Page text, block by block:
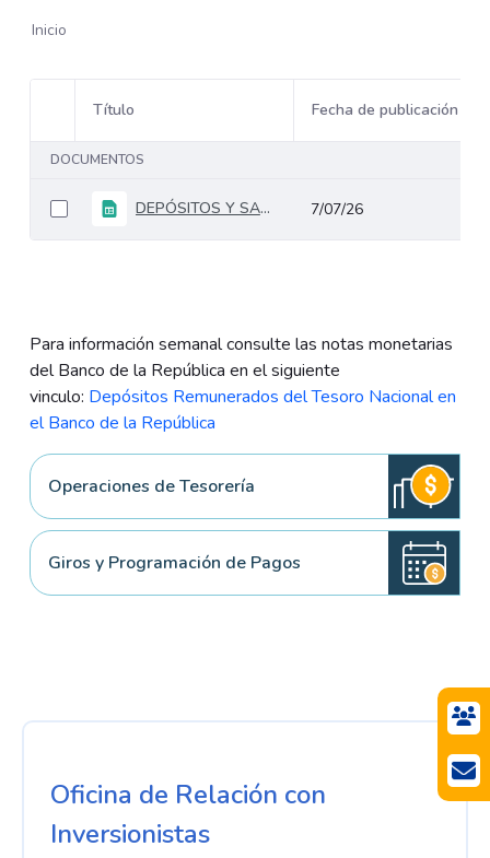
Inicio
Selección del elemento
Título Fecha de publicación
DOCUMENTOS
DEPÓSITOS Y SALDOS REMUNERADOS 7/07/26
Para información semanal consulte las notas monetarias
del Banco de la República en el siguiente
vinculo: Depósitos Remunerados del Tesoro Nacional en
el Banco de la República
Operaciones de Tesorería
Giros y Programación de Pagos
Oficina de Relación con
Inversionistas